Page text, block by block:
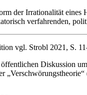
der Irrationalität
verfahrenden,
vgl. Strobl 2021, S.
Diskussion